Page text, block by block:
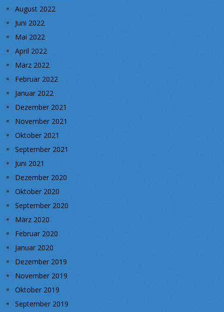
August 2022
Juni 2022
Mai 2022
April 2022
März 2022
Februar 2022
Januar 2022
Dezember 2021
November 2021
Oktober 2021
September 2021
Juni 2021
Dezember 2020
Oktober 2020
September 2020
März 2020
Februar 2020
Januar 2020
Dezember 2019
November 2019
Oktober 2019
September 2019